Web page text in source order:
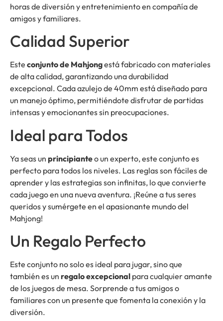
horas de diversión y entretenimiento en compañía de
amigos y familiares.
Calidad Superior
Este conjunto de Mahjongestá fabricado con materiales
de alta calidad, garantizando una durabilidad
excepcional. Cada azulejo de 40mm está diseñado para
un manejo óptimo, permitiéndote disfrutar de partidas
intensas y emocionantes sin preocupaciones.
Ideal para Todos
Ya seas un principianteo un experto, este conjunto es
perfecto para todos los niveles. Las reglas son fáciles de
aprender y las estrategias son infinitas, lo que convierte
cada juego en una nueva aventura. ¡Reúne a tus seres
queridos y sumérgete en el apasionante mundo del
Mahjong!
Un Regalo Perfecto
Este conjunto no solo es ideal para jugar, sino que
también es un regalo excepcional para cualquier amante
de los juegos de mesa. Sorprende a tus amigos o
familiares con un presente que fomenta la conexión y la
diversión.